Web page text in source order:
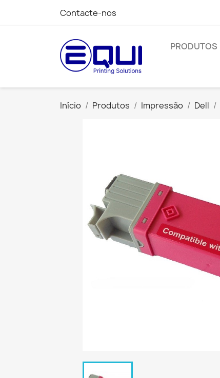
Contacte-nos
PRODUTOS
Início Produtos Impressão Dell